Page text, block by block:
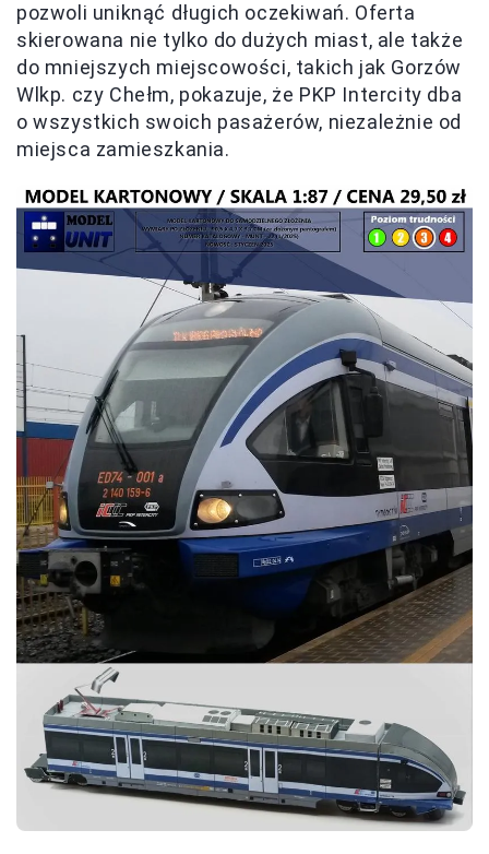
pozwoli uniknąć długich oczekiwań. Oferta
skierowana nie tylko do dużych miast, ale także
do mniejszych miejscowości, takich jak Gorzów
Wlkp. czy Chełm, pokazuje, że PKP Intercity dba
o wszystkich swoich pasażerów, niezależnie od
miejsca zamieszkania.